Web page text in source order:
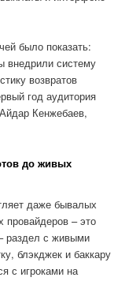
было показать:
внедрили систему
возвратов
год аудитория
Кенжебаев,
до живых
даже бывалых
провайдеров – это
раздел с живыми
блэкджек и баккару
с игроками на